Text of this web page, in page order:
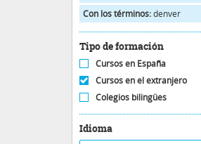
Con los términos:denver
Tipo de formación
Cursos en España
Cursos en el extranjero
Colegios bilingües
Idioma